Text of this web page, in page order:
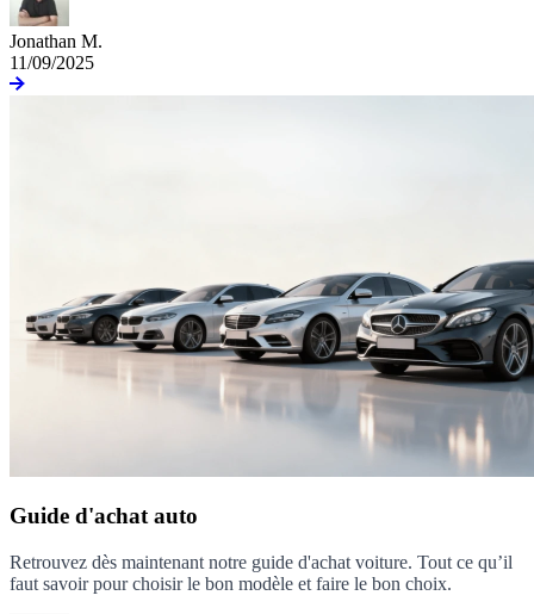
Jonathan M.
11/09/2025
Guide d'achat auto
Retrouvez dès maintenant notre guide d'achat voiture. Tout ce qu’il
faut savoir pour choisir le bon modèle et faire le bon choix.